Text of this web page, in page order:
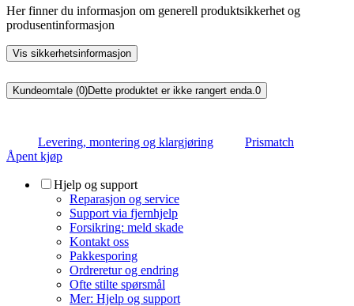
Her finner du informasjon om generell produktsikkerhet og
produsentinformasjon
Vis sikkerhetsinformasjon
Kundeomtale (0)Dette produktet er ikke rangert enda. 0
Levering, montering og klargjøring
Prismatch
Åpent kjøp
Hjelp og support
Reparasjon og service
Support via fjernhjelp
Forsikring: meld skade
Kontakt oss
Pakkesporing
Ordreretur og endring
Ofte stilte spørsmål
Mer: Hjelp og support